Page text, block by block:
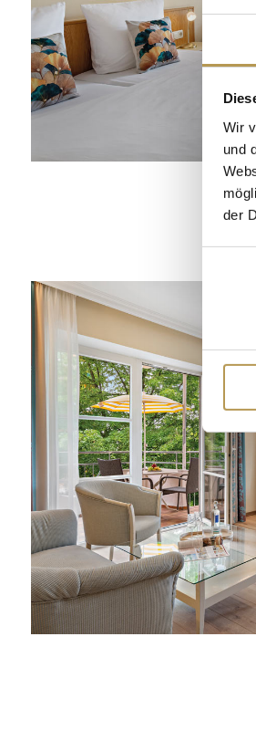
Wir
und
der